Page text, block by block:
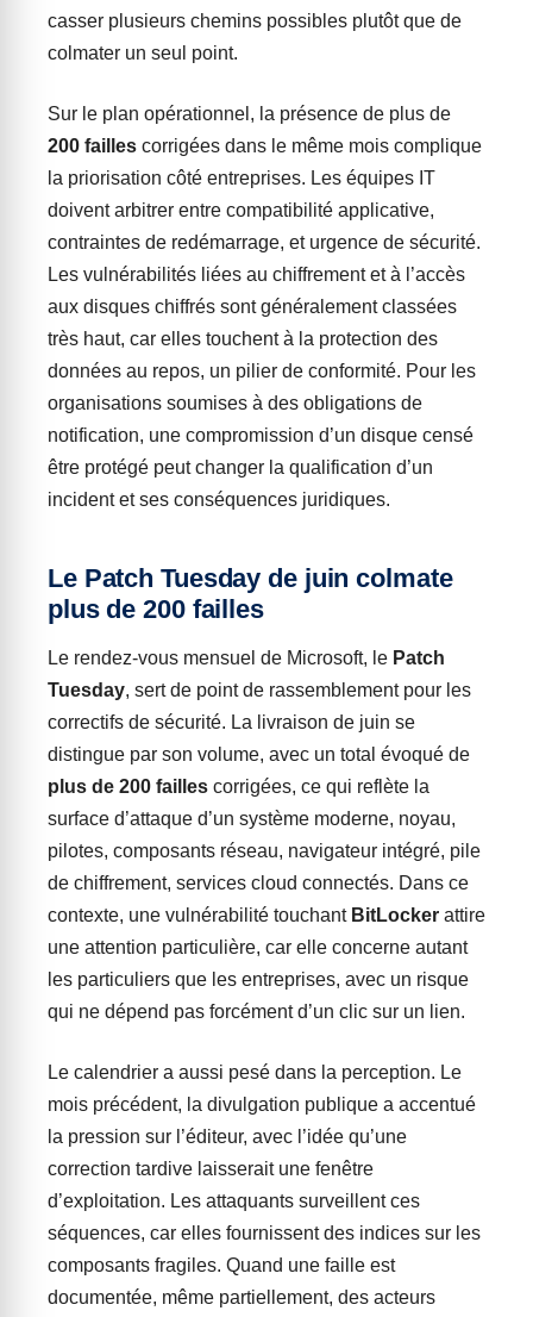
casser plusieurs chemins possibles plutôt que de
colmater un seul point.
Sur le plan opérationnel, la présence de plus de
200 failles corrigées dans le même mois complique
la priorisation côté entreprises. Les équipes IT
doivent arbitrer entre compatibilité applicative,
contraintes de redémarrage, et urgence de sécurité.
Les vulnérabilités liées au chiffrement et à l’accès
aux disques chiffrés sont généralement classées
très haut, car elles touchent à la protection des
données au repos, un pilier de conformité. Pour les
organisations soumises à des obligations de
notification, une compromission d’un disque censé
être protégé peut changer la qualification d’un
incident et ses conséquences juridiques.
Le Patch Tuesday de juin colmate
plus de 200 failles
Le rendez-vous mensuel de Microsoft, le Patch
Tuesday, sert de point de rassemblement pour les
correctifs de sécurité. La livraison de juin se
distingue par son volume, avec un total évoqué de
plus de 200 failles corrigées, ce qui reflète la
surface d’attaque d’un système moderne, noyau,
pilotes, composants réseau, navigateur intégré, pile
de chiffrement, services cloud connectés. Dans ce
contexte, une vulnérabilité touchant BitLocker attire
une attention particulière, car elle concerne autant
les particuliers que les entreprises, avec un risque
qui ne dépend pas forcément d’un clic sur un lien.
Le calendrier a aussi pesé dans la perception. Le
mois précédent, la divulgation publique a accentué
la pression sur l’éditeur, avec l’idée qu’une
correction tardive laisserait une fenêtre
d’exploitation. Les attaquants surveillent ces
séquences, car elles fournissent des indices sur les
composants fragiles. Quand une faille est
documentée, même partiellement, des acteurs